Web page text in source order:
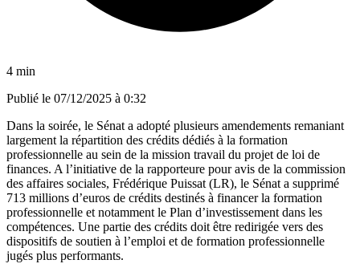
4 min
Publié le 07/12/2025 à 0:32
Dans la soirée, le Sénat a adopté plusieurs amendements remaniant
largement la répartition des crédits dédiés à la formation
professionnelle au sein de la mission travail du projet de loi de
finances. A l’initiative de la rapporteure pour avis de la commission
des affaires sociales, Frédérique Puissat (LR), le Sénat a supprimé
713 millions d’euros de crédits destinés à financer la formation
professionnelle et notamment le Plan d’investissement dans les
compétences. Une partie des crédits doit être redirigée vers des
dispositifs de soutien à l’emploi et de formation professionnelle
jugés plus performants.